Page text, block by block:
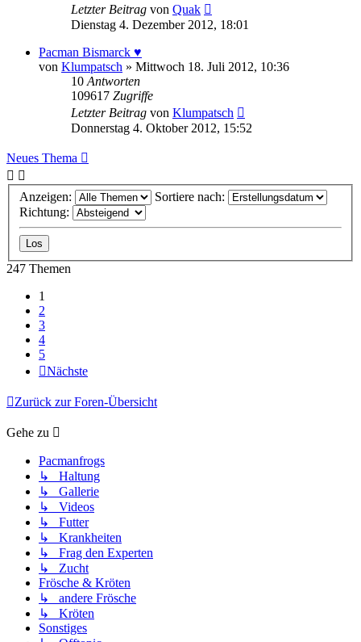
Letzter Beitrag von Quak
Dienstag 4. Dezember 2012, 18:01
Pacman Bismarck ♥
von Klumpatsch » Mittwoch 18. Juli 2012, 10:36
10 Antworten
109617 Zugriffe
Letzter Beitrag von Klumpatsch
Donnerstag 4. Oktober 2012, 15:52
Neues Thema
Anzeigen:
Sortiere nach:
Richtung:
247 Themen
1
2
3
4
5
Nächste
Zurück zur Foren-Übersicht
Gehe zu
Pacmanfrogs
↳ Haltung
↳ Gallerie
↳ Videos
↳ Futter
↳ Krankheiten
↳ Frag den Experten
↳ Zucht
Frösche & Kröten
↳ andere Frösche
↳ Kröten
Sonstiges